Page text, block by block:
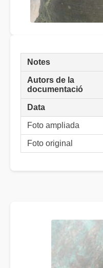
Notes
Autors de la
documentació
Data
Foto ampliada
Foto original